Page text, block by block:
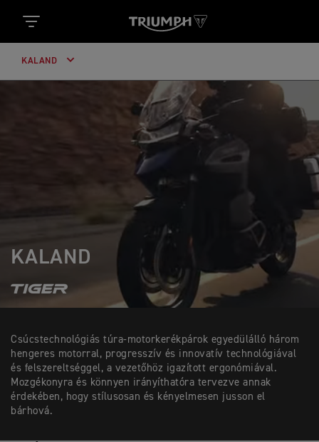
KALAND
KALAND
Csúcstechnológiás túra-motorkerékpárok egyedülálló három
hengeres motorral, progresszív és innovatív technológiával
és felszereltséggel, a vezetőhöz igazított ergonómiával.
Mozgékonyra és könnyen irányíthatóra tervezve annak
érdekében, hogy stílusosan és kényelmesen jusson el
bárhová.